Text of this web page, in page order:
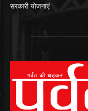
सरकारी योजनाएं